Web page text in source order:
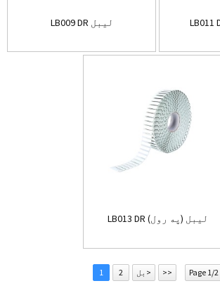
LB009 DR لیبل
LB013 DR لیبل (په رول)
1 2 بل> >> Page 1/2